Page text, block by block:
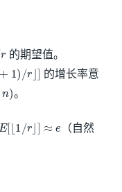
的期望值。
/ r⌋ ]
的增长率意
) 。
E[⌊ 1 r ]≈
（自然